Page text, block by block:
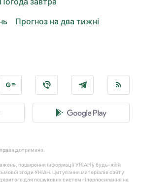
Прогноз на два тижні
дотримано.
поширення інформації УНІАН у будь-якій
згоди УНІАН. Цитування матеріалів сайту
для пошукових систем гіперпосилання на